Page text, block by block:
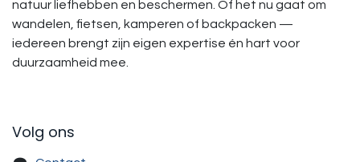
natuur liefhebben en beschermen. Of het nu gaat om
wandelen, fietsen, kamperen of backpacken —
iedereen brengt zijn eigen expertise én hart voor
duurzaamheid mee.
Volg ons